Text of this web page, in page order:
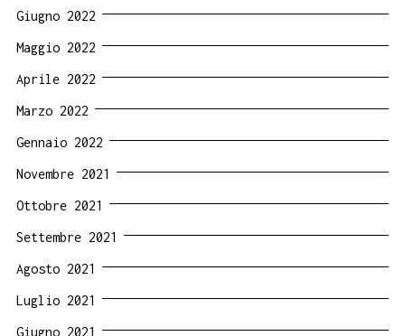
Giugno 2022
Maggio 2022
Aprile 2022
Marzo 2022
Gennaio 2022
Novembre 2021
Ottobre 2021
Settembre 2021
Agosto 2021
Luglio 2021
Giugno 2021